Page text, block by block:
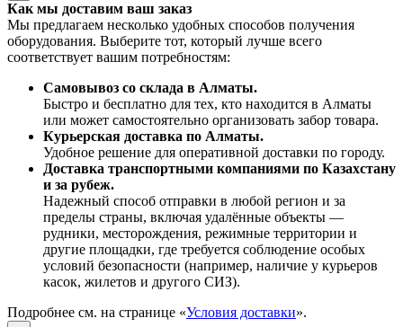
Как мы доставим ваш заказ
Мы предлагаем несколько удобных способов получения
оборудования. Выберите тот, который лучше всего
соответствует вашим потребностям:
Самовывоз со склада в Алматы.
Быстро и бесплатно для тех, кто находится в Алматы
или может самостоятельно организовать забор товара.
Курьерская доставка по Алматы.
Удобное решение для оперативной доставки по городу.
Доставка транспортными компаниями по Казахстану
и за рубеж.
Надежный способ отправки в любой регион и за
пределы страны, включая удалённые объекты —
рудники, месторождения, режимные территории и
другие площадки, где требуется соблюдение особых
условий безопасности (например, наличие у курьеров
касок, жилетов и другого СИЗ).
Подробнее см. на странице «Условия доставки».